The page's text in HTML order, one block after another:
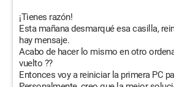
¡Tienes razón!
Esta mañana desmarqué esa casilla,
hay mensaje.
Acabo de hacer lo mismo en otro
vuelto ??
Entonces voy a reiniciar la primera PC